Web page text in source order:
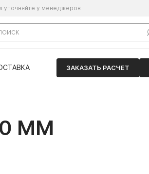
уточняйте у менеджеров
ЗАКАЗАТЬ РАСЧЕТ
ММ